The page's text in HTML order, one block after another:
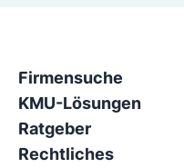
Firmensuche
KMU-Lösungen
Ratgeber
Rechtliches